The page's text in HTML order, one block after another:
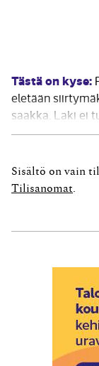
Tästä on kyse:
eletään
saakka. Laki ei
tilintarkastajien
aikaisemmin
pohjalta
suosituksia. –
Sisältö on vain
Tilisanomat